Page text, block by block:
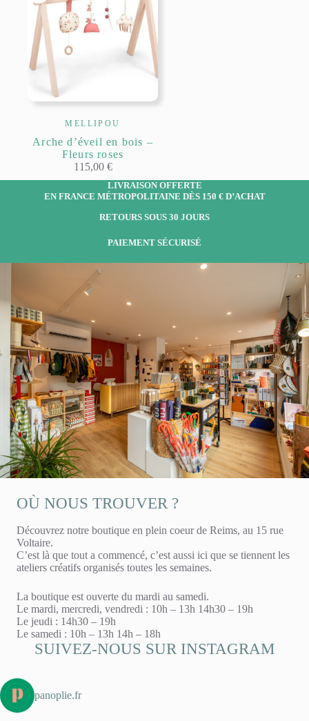
MELLIPOU
Arche d’éveil en bois –
Fleurs roses
115,00 €
LIVRAISON OFFERTE
EN FRANCE MÉTROPOLITAINE DÈS 150 € D’ACHAT
RETOURS SOUS 30 JOURS
PAIEMENT SÉCURISÉ
OÙ NOUS TROUVER ?
Découvrez notre boutique en plein coeur de Reims, au 15 rue
Voltaire.
C’est là que tout a commencé, c’est aussi ici que se tiennent les
ateliers créatifs organisés toutes les semaines.
La boutique est ouverte du mardi au samedi.
Le mardi, mercredi, vendredi : 10h – 13h 14h30 – 19h
Le jeudi : 14h30 – 19h
Le samedi : 10h – 13h 14h – 18h
SUIVEZ-NOUS SUR INSTAGRAM
panoplie.fr